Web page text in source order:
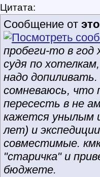
Цитата:
Сообщение от
пробеги-то в год
судя по
надо
сомневаюсь, что
пересесть в не
кажется унылым
лет) и
совместимые.
"старичка" и
бюджете.